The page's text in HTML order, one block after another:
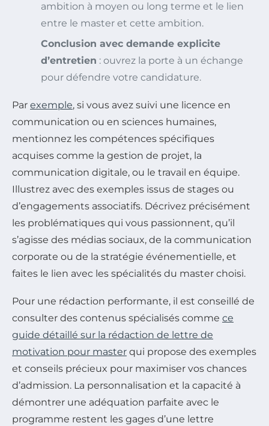
ambition à moyen ou long terme et le lien
entre le master et cette ambition.
Conclusion avec demande explicite
d’entretien : ouvrez la porte à un échange
pour défendre votre candidature.
Par exemple, si vous avez suivi une licence en
communication ou en sciences humaines,
mentionnez les compétences spécifiques
acquises comme la gestion de projet, la
communication digitale, ou le travail en équipe.
Illustrez avec des exemples issus de stages ou
d’engagements associatifs. Décrivez précisément
les problématiques qui vous passionnent, qu’il
s’agisse des médias sociaux, de la communication
corporate ou de la stratégie événementielle, et
faites le lien avec les spécialités du master choisi.
Pour une rédaction performante, il est conseillé de
consulter des contenus spécialisés comme ce
guide détaillé sur la rédaction de lettre de
motivation pour master qui propose des exemples
et conseils précieux pour maximiser vos chances
d’admission. La personnalisation et la capacité à
démontrer une adéquation parfaite avec le
programme restent les gages d’une lettre